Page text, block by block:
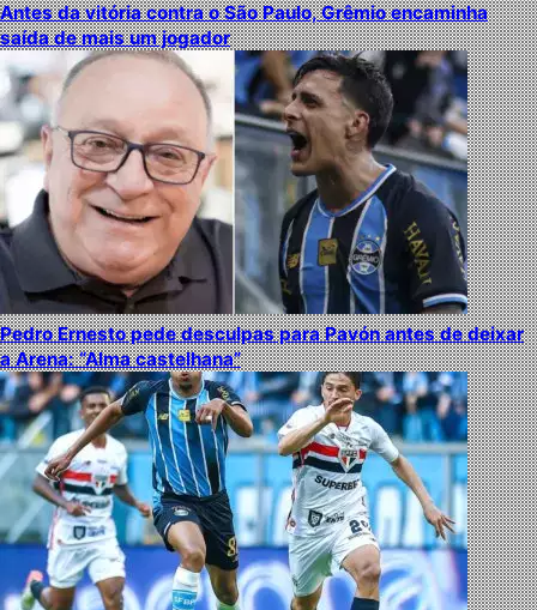
Antes da vitória contra o São Paulo, Grêmio encaminha
saída de mais um jogador
Pedro Ernesto pede desculpas para Pavón antes de deixar
a Arena: “Alma castelhana”